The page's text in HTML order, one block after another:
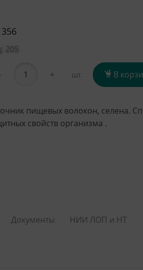
205
+ шт. В
пищевых волокон, селена.
свойств организма .
Документы НИИ ЛОП и НТ